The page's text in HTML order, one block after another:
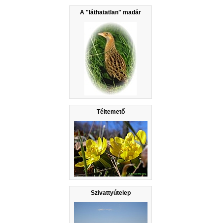
A "láthatatlan" madár
Téltemető
Szivattyútelep